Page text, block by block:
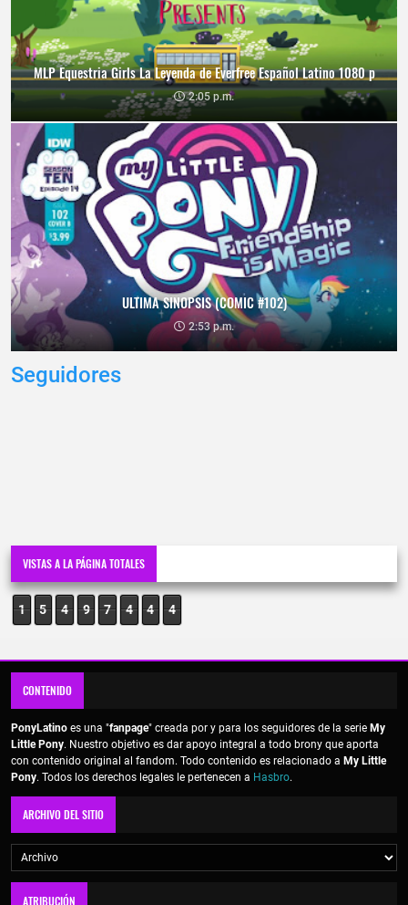
MLP Equestria Girls La Leyenda de Everfree Español Latino 1080 p
2:05 p.m.
ULTIMA SINOPSIS (COMIC #102)
2:53 p.m.
Seguidores
VISTAS A LA PÁGINA TOTALES
1 5 4 9 7 4 4 5
CONTENIDO
PonyLatino es una "fanpage" creada por y para los seguidores de la serie My
Little Pony. Nuestro objetivo es dar apoyo integral a todo brony que aporta
con contenido original al fandom. Todo contenido es relacionado a My Little
Pony. Todos los derechos legales le pertenecen a Hasbro.
ARCHIVO DEL SITIO
ATRIBUCIÓN